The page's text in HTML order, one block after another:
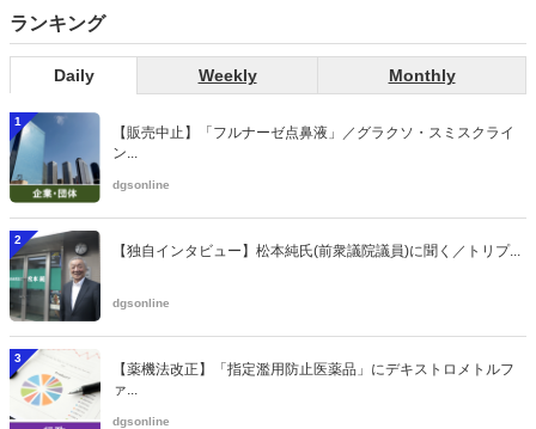
ランキング
Daily Weekly Monthly
1
【販売中止】「フルナーゼ点鼻液」／グラクソ・スミスクライ
ン...
dgsonline
2
【独自インタビュー】松本純氏(前衆議院議員)に聞く／トリプ...
dgsonline
3
【薬機法改正】「指定濫用防止医薬品」にデキストロメトルフ
ァ...
dgsonline